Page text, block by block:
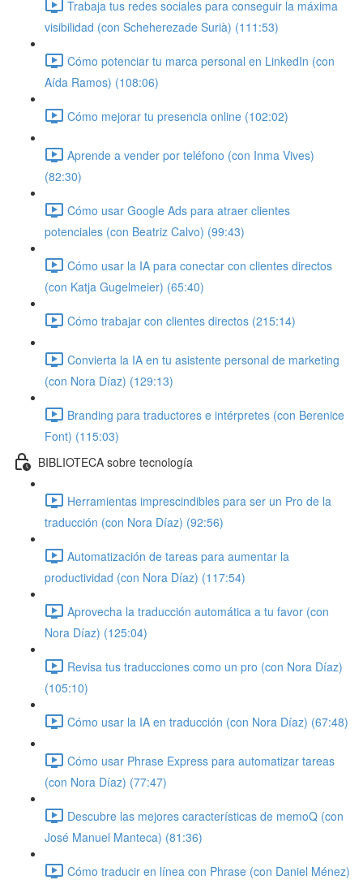
Trabaja tus redes sociales para conseguir la máxima
visibilidad (con Scheherezade Surià) (111:53)
Cómo potenciar tu marca personal en LinkedIn (con
Aída Ramos) (108:06)
Cómo mejorar tu presencia online (102:02)
Aprende a vender por teléfono (con Inma Vives)
(82:30)
Cómo usar Google Ads para atraer clientes
potenciales (con Beatriz Calvo) (99:43)
Cómo usar la IA para conectar con clientes directos
(con Katja Gugelmeier) (65:40)
Cómo trabajar con clientes directos (215:14)
Convierta la IA en tu asistente personal de marketing
(con Nora Díaz) (129:13)
Branding para traductores e intérpretes (con Berenice
Font) (115:03)
BIBLIOTECA sobre tecnología
Herramientas imprescindibles para ser un Pro de la
traducción (con Nora Díaz) (92:56)
Automatización de tareas para aumentar la
productividad (con Nora Díaz) (117:54)
Aprovecha la traducción automática a tu favor (con
Nora Díaz) (125:04)
Revisa tus traducciones como un pro (con Nora Díaz)
(105:10)
Cómo usar la IA en traducción (con Nora Díaz) (67:48)
Cómo usar Phrase Express para automatizar tareas
(con Nora Díaz) (77:47)
Descubre las mejores características de memoQ (con
José Manuel Manteca) (81:36)
Cómo traducir en línea con Phrase (con Daniel Ménez)